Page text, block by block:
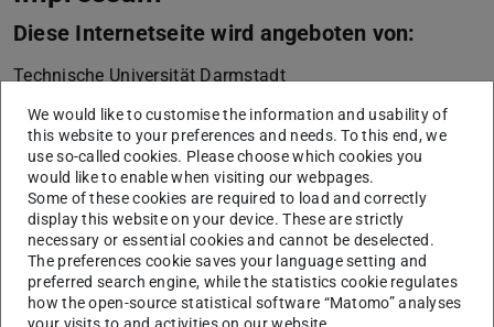
Diese Internetseite wird angeboten von:
Technische Universität Darmstadt
Karolinenplatz 5
64289 Darmstadt
+49 6151 16-01
vertreten durch die Präsidentin der Technischen
Universität Darmstadt, Prof. Dr. Tanja Brühl
Die Technische Universität Darmstadt ist eine
rechtsfähige Körperschaft des öffentlichen Rechts gemäß
We would like to customise the information and usability of
this website to your preferences and needs. To this end, we
use so-called cookies. Please choose which cookies you
would like to enable when visiting our webpages.
Some of these cookies are required to load and correctly
display this website on your device. These are strictly
necessary or essential cookies and cannot be deselected.
The preferences cookie saves your language setting and
preferred search engine, while the statistics cookie regulates
how the open-source statistical software “Matomo” analyses